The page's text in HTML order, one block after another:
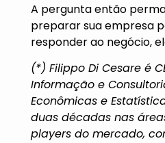
A pergunta então
preparar sua empresa
responder ao negócio,
(*) Filippo Di Cesare é
Informação e
Econômicas e
duas décadas nas
players do mercado,